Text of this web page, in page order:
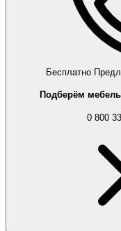
Бесплатно
Подберём
0 800